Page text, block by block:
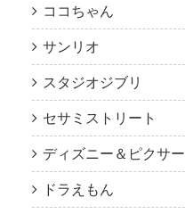
ココちゃん
サンリオ
スタジオジブリ
セサミストリート
ディズニー＆ピクサー
ドラえもん